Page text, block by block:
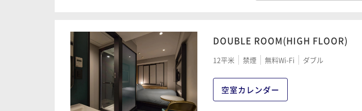
連泊割_素泊
素泊まり 現地決済可 事前決済可 IN 15:00 - 23:00 OUT10:00
DOUBLE ROOM(HIGH FLOOR)
12平米 禁煙 無料Wi-Fi ダブル
空室カレンダー